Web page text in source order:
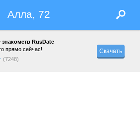
Алла, 72
RusDate
прямо сейчас!
(7248)
Скачать